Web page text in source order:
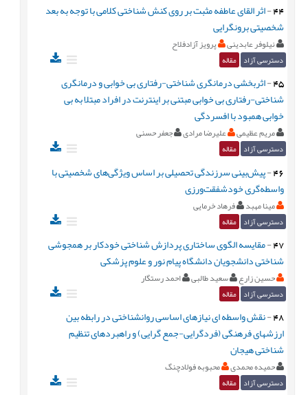
44
-اثر القای عاطفه مثبت بر روی کنش شناختی کلامی با توجه به بعد
شخصیتی برونگرایی
نیلوفر عابدینی پرویز آزادفلاح
دسترسی آزاد مقاله
45
-اثربخشی درمانگری شناختی-رفتاری بی خوابی و درمانگری
شناختی-رفتاری بی خوابی مبتنی بر اینترنت در افراد مبتلا به بی
خوابی همبود با افسردگی
مریم عظیمی علیرضا مرادی جعفر حسنی
دسترسی آزاد مقاله
46
-پيش‌بينی سرزندگی تحصيلی بر اساس ويژگی‌های شخصيتی با
واسطه‌گری خودشفقت‌ورزی
مینا مهبد فرهاد خرمایی
دسترسی آزاد مقاله
47
-مقایسه الگوی ساختاری پردازش شناختی خودکار بر همجوشی
شناختی دانشجویان دانشگاه پیام نور و علوم پزشکی
حسین زارع سعید طالبی احمد رستگار
دسترسی آزاد مقاله
48
-نقش واسطه ای نیازهای اساسی روانشناختی در رابطه بین
ارزشهای فرهنگی (فردگرایی-جمع گرایی) و راهبردهای تنظیم
شناختی هیجان
حمیده محمدی محبوبه فولادچنگ
دسترسی آزاد مقاله